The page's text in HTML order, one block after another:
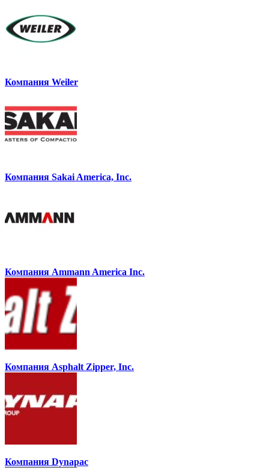
Компания Weiler
Компания Sakai America, Inc.
Компания Ammann America Inc.
Компания Asphalt Zipper, Inc.
Компания Dynapac